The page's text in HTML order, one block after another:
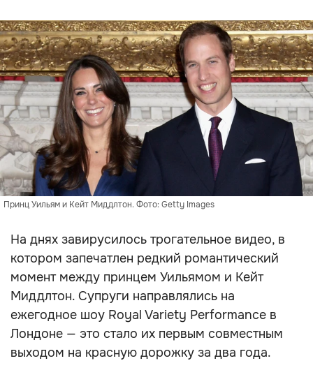
Принц Уильям и Кейт Миддлтон. Фото: Getty Images
На днях завирусилось трогательное видео, в
котором запечатлен редкий романтический
момент между принцем Уильямом и Кейт
Миддлтон. Супруги направлялись на
ежегодное шоу Royal Variety Performance в
Лондоне — это стало их первым совместным
выходом на красную дорожку за два года.